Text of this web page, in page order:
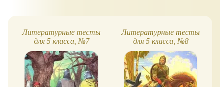
Литературные тесты
для 5 класса, №7
Литературные тесты
для 5 класса, №8